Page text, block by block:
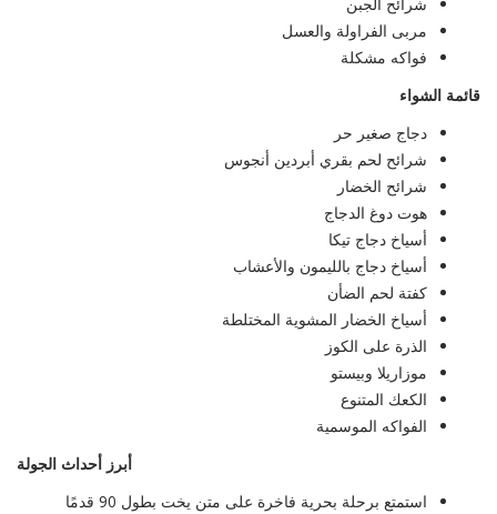
شرائح الجبن
مربى الفراولة والعسل
فواكه مشكلة
قائمة الشواء
دجاج صغير حر
شرائح لحم بقري أبردين أنجوس
شرائح الخضار
هوت دوغ الدجاج
أسياخ دجاج تيكا
أسياخ دجاج بالليمون والأعشاب
كفتة لحم الضأن
أسياخ الخضار المشوية المختلطة
الذرة على الكوز
موزاريلا وبيستو
الكعك المتنوع
الفواكه الموسمية
أبرز أحداث الجولة
استمتع برحلة بحرية فاخرة على متن يخت بطول 90 قدمًا